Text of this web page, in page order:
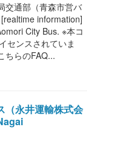
交通部（青森市営バ
information]
City Bus. ※本コ
センスされていま
ちらのFAQ...
（永井運輸株式会